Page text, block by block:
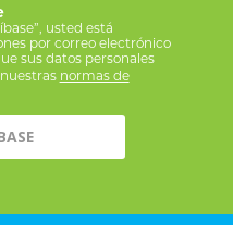
usted está
por correo electrónico
sus datos personales
normas de